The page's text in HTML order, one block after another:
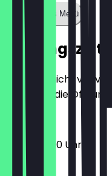
Zeige ganzes Menü
Öffnungszeiten
Damit du nicht vor
halten wir die
12:00 - 22:00 Uhr